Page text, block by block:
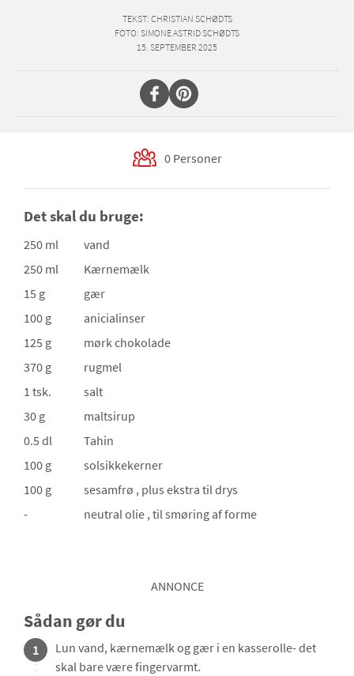
TEKST: CHRISTIAN SCHØDTS
FOTO: SIMONE ASTRID SCHØDTS
15. SEPTEMBER 2025
0 Personer
Det skal du bruge:
250 ml
vand
250 ml
Kærnemælk
15 g
gær
100 g
anicialinser
125 g
mørk chokolade
370 g
rugmel
1 tsk.
salt
30 g
maltsirup
0.5 dl
Tahin
100 g
solsikkekerner
100 g
sesamfrø , plus ekstra til drys
-
neutral olie , til smøring af forme
ANNONCE
Sådan gør du
1
Lun vand, kærnemælk og gær i en kasserolle- det
skal bare være fingervarmt.